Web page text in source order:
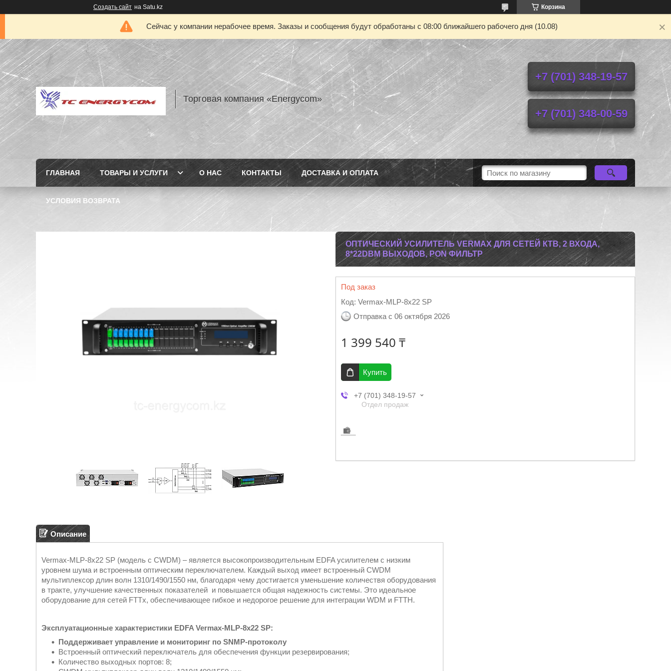
Создать сайт на Satu.kz Корзина
Сейчас у компании нерабочее время. Заказы и сообщения будут обработаны с 08:00 ближайшего рабочего дня (10.08)
Торговая компания «Energycom»
+7 (701) 348-19-57
+7 (701) 348-00-59
ГЛАВНАЯ ТОВАРЫ И УСЛУГИ О НАС КОНТАКТЫ ДОСТАВКА И ОПЛАТА
УСЛОВИЯ ВОЗВРАТА
ОПТИЧЕСКИЙ УСИЛИТЕЛЬ VERMAX ДЛЯ СЕТЕЙ КТВ, 2 ВХОДА,
8*22DBM ВЫХОДОВ, PON ФИЛЬТР
Под заказ
Код: Vermax-MLP-8x22 SP
Отправка с 06 октября 2026
1 399 540 ₸
Купить
+7 (701) 348-19-57
Отдел продаж
Описание
Vermax-MLP-8x22 SP (модель с CWDM) – является высокопроизводительным EDFA усилителем с низким
уровнем шума и встроенным оптическим переключателем. Каждый выход имеет встроенный CWDM
мультиплексор длин волн 1310/1490/1550 нм, благодаря чему достигается уменьшение количествя оборудования
в тракте, улучшение качественных показателей и повышается общая надежность системы. Это идеальное
оборудование для сетей FTTx, обеспечивающее гибкое и недорогое решение для интеграции WDM и FTTH.
Эксплуатационные характеристики EDFA Vermax-MLP-8x22 SP:
Поддерживает управление и мониторинг по SNMP-протоколу
Встроенный оптический переключатель для обеспечения функции резервирования;
Количество выходных портов: 8;